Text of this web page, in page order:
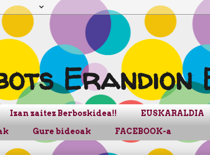
Erandion
Izan zaitez Berboskidea!! EUSKARALDIA
Gure bideoak FACEBOOK-a